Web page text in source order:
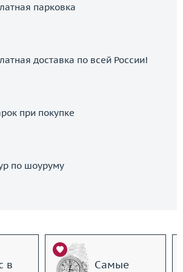
парковка
доставка по всей России!
при покупке
по шоуруму
в
Самые